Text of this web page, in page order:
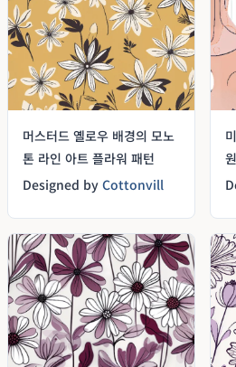
머스터드 옐로우 배경의 모노
톤 라인 아트 플라워 패턴
Designed by Cottonvill